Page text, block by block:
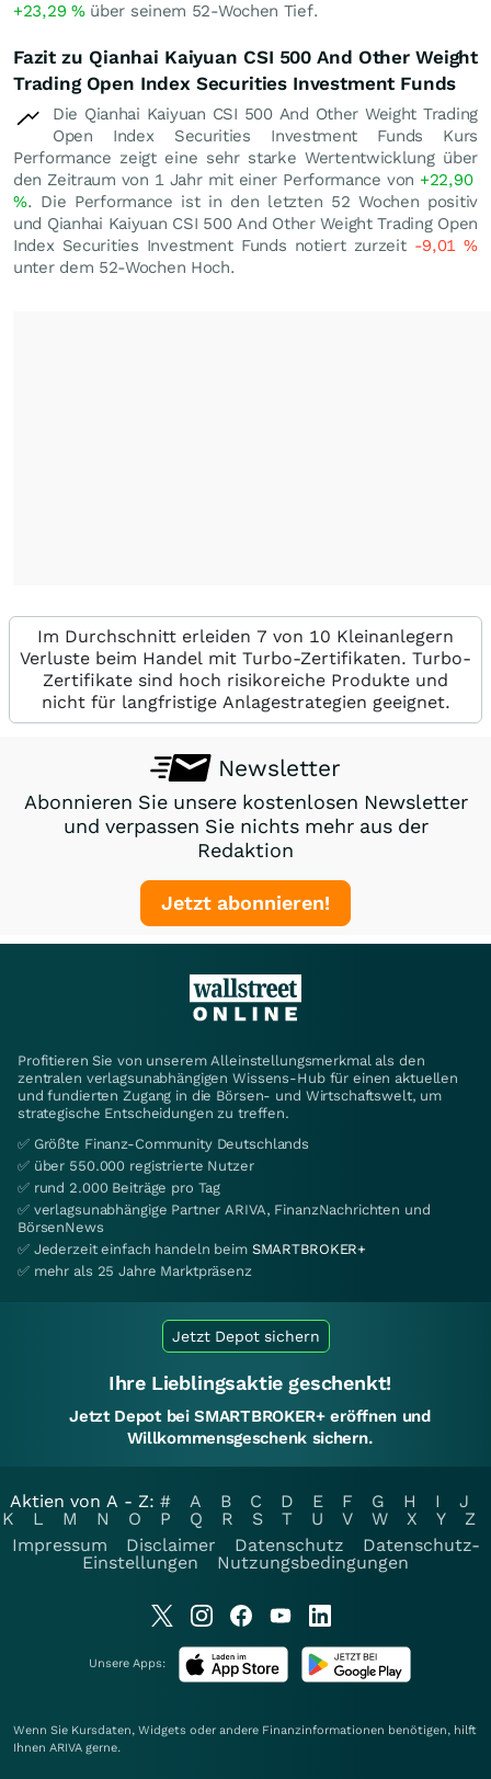
+23,29 %über seinem 52-Wochen Tief.
Fazit zu Qianhai Kaiyuan CSI 500 And Other Weight
Trading Open Index Securities Investment Funds
Die Qianhai Kaiyuan CSI 500 And Other Weight Trading
Open Index Securities Investment Funds Kurs
Performance zeigt eine sehr starke Wertentwicklung über
den Zeitraum von 1 Jahr mit einer Performance von +22,90
%. Die Performance ist in den letzten 52 Wochen positiv
und Qianhai Kaiyuan CSI 500 And Other Weight Trading Open
Index Securities Investment Funds notiert zurzeit -9,01%
unter dem 52-Wochen Hoch.
Im Durchschnitt erleiden 7 von 10 Kleinanlegern
Verluste beim Handel mit Turbo-Zertifikaten. Turbo-
Zertifikate sind hoch risikoreiche Produkte und
nicht für langfristige Anlagestrategien geeignet.
Newsletter
Abonnieren Sie unsere kostenlosen Newsletter
und verpassen Sie nichts mehr aus der
Redaktion
Jetzt abonnieren!
Profitieren Sie von unserem Alleinstellungsmerkmal als den
zentralen verlagsunabhängigen Wissens-Hub für einen aktuellen
und fundierten Zugang in die Börsen- und Wirtschaftswelt, um
strategische Entscheidungen zu treffen.
✅ Größte Finanz-Community Deutschlands
✅ über 550.000 registrierte Nutzer
✅ rund 2.000 Beiträge pro Tag
✅ verlagsunabhängige Partner ARIVA, FinanzNachrichten und
BörsenNews
✅ Jederzeit einfach handeln beim SMARTBROKER+
✅ mehr als 25 Jahre Marktpräsenz
Jetzt Depot sichern
Ihre Lieblingsaktie geschenkt!
Jetzt Depot bei SMARTBROKER+ eröffnen und
Willkommensgeschenk sichern.
Aktien von A - Z: # A B C D E F G H I
J
K
L M N O P Q R S T U V W X Y
Z
Impressum
Disclaimer Datenschutz
Datenschutz-
Einstellungen
Nutzungsbedingungen
Unsere Apps:
Wenn Sie Kursdaten, Widgets oder andere Finanzinformationen benötigen, hilft
Ihnen ARIVA gerne.